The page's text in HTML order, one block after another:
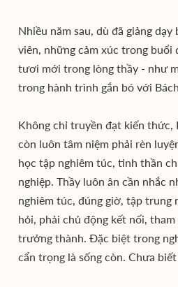
Nhiều năm sau, dù đã giảng
viên, những cảm xúc trong buổi
tươi mới trong lòng thầy - như
trong hành trình gắn bó với
Không chỉ truyền đạt kiến thức,
còn luôn tâm niệm phải rèn
học tập nghiêm túc, tinh thần
nghiệp. Thầy luôn ân cần nhắc
nghiêm túc, đúng giờ, tập trung
hỏi, phải chủ động kết nối,
trưởng thành. Đặc biệt trong
cẩn trọng là sống còn. Chưa